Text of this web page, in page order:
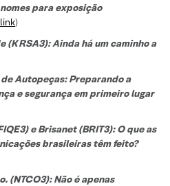
para exposição
link)
(KRSA3): Ainda há um caminho a
Autopeças: Preparando a
e segurança em primeiro lugar
e Brisanet (BRIT3): O que as
brasileiras têm feito?
(NTCO3): Não é apenas